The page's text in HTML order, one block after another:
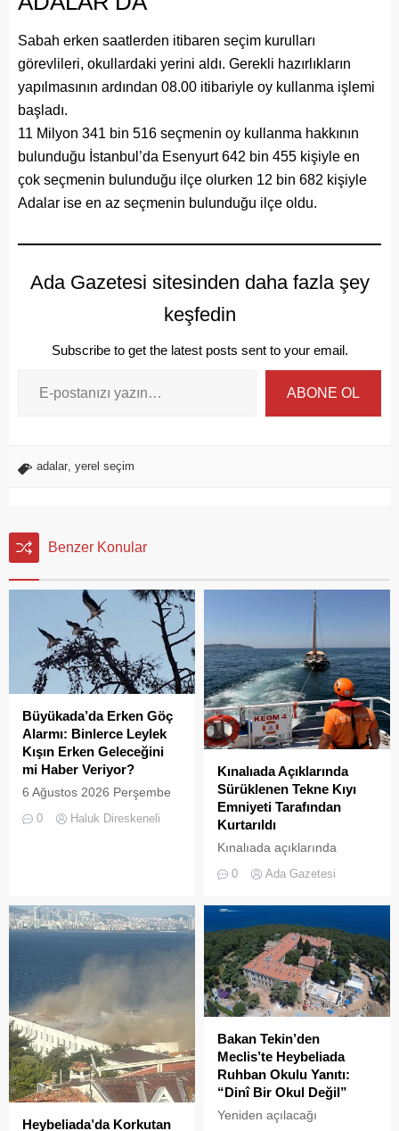
Sabah erken saatlerden itibaren seçim kurulları
görevlileri, okullardaki yerini aldı. Gerekli hazırlıkların
yapılmasının ardından 08.00 itibariyle oy kullanma işlemi
başladı.
11 Milyon 341 bin 516 seçmenin oy kullanma hakkının
bulunduğu İstanbul’da Esenyurt 642 bin 455 kişiyle en
çok seçmenin bulunduğu ilçe olurken 12 bin 682 kişiyle
Adalar ise en az seçmenin bulunduğu ilçe oldu.
Ada Gazetesi sitesinden daha fazla şey
keşfedin
Subscribe to get the latest posts sent to your email.
ABONE OL
adalar yerel seçim
Benzer Konular
Büyükada’da Erken Göç
Alarmı: Binlerce Leylek
Kışın Erken Geleceğini
mi Haber Veriyor?
6 Ağustos 2026 Perşembe
günü öğle saatlerinde, saat
14:00 sularında Büyükada
0 Haluk Direskeneli
Kınalıada Açıklarında
Sürüklenen Tekne Kıyı
Emniyeti Tarafından
Kurtarıldı
Kınalıada açıklarında
denizde mahsur kalan bir
ekiplerinin zamanında
müdahalesiyle kurtarıldı.
0 Ada Gazetesi
Heybeliada’da Korkutan
Bakan Tekin’den
Meclis’te Heybeliada
Ruhban Okulu Yanıtı:
“Dinî Bir Okul Değil”
Yeniden açılacağı